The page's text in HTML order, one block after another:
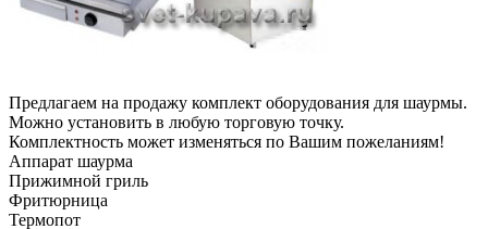
Предлагаем на продажу комплект оборудования для шаурмы.
Можно установить в любую торговую точку.
Комплектность может изменяться по Вашим пожеланиям!
Аппарат шаурма
Прижимной гриль
Фритюрница
Термопот